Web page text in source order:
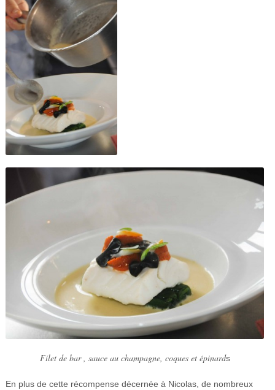
Filet de bar , sauce au champagne, coques et épinards
En plus de cette récompense décernée à Nicolas, de nombreux